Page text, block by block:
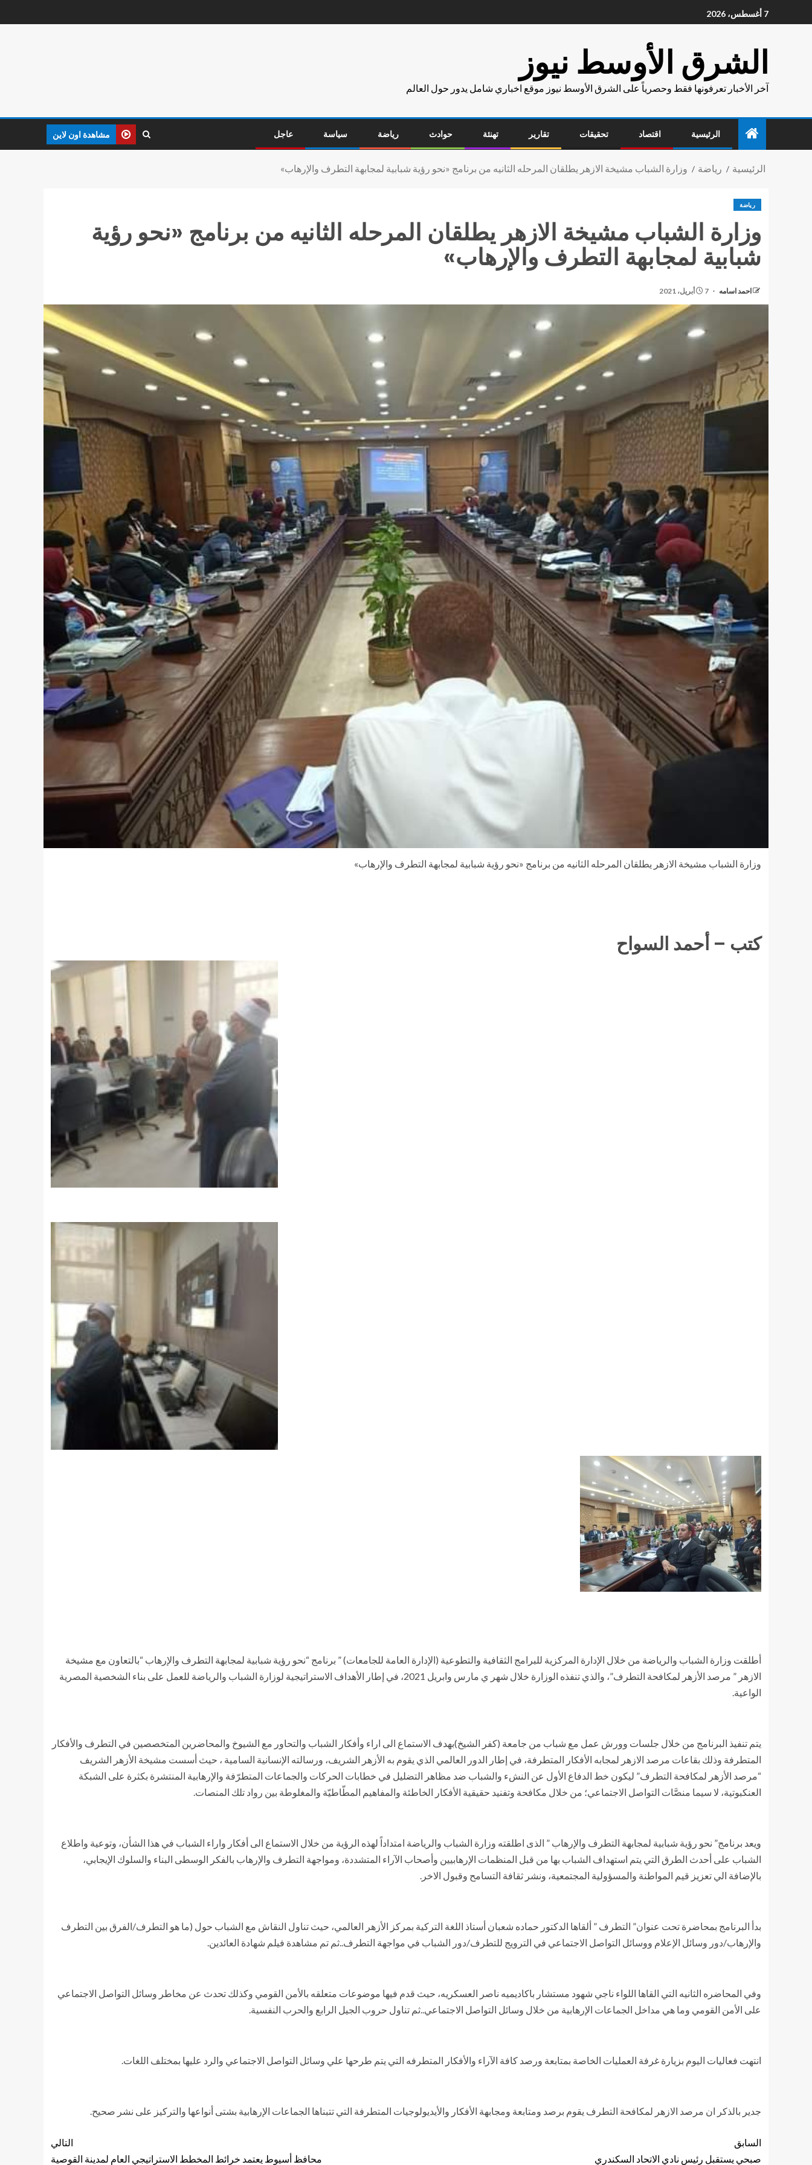
7 أغسطس، 2026
الشرق الأوسط نيوز
آخر الأخبار تعرفونها فقط وحصرياً على الشرق الأوسط نيوز موقع اخباري شامل يدور حول العالم
الرئيسية اقتصاد تحقيقات تقارير تهنئة حوادث رياضة سياسة عاجل مشاهدة اون لاين
الرئيسية رياضة وزارة الشباب مشيخة الازهر يطلقان المرحله الثانيه من برنامج «نحو رؤية شبابية لمجابهة التطرف والإرهاب»
رياضة
وزارة الشباب مشيخة الازهر يطلقان المرحله الثانيه من برنامج «نحو رؤية
شبابية لمجابهة التطرف والإرهاب»
احمد اسامه 7 أبريل، 2021
وزارة الشباب مشيخة الازهر يطلقان المرحله الثانيه من برنامج «نحو رؤية شبابية لمجابهة التطرف والإرهاب»
كتب – أحمد السواح
أطلقت وزارة الشباب والرياضة من خلال الإدارة المركزية للبرامج الثقافية والتطوعية (الإدارة العامة للجامعات) ” برنامج “نحو رؤية شبابية لمجابهة التطرف والإرهاب “بالتعاون مع مشيخة
الازهر ” مرصد الأزهر لمكافحة التطرف”، والذي تنفذه الوزارة خلال شهر ي مارس وابريل 2021، في إطار الأهداف الاستراتيجية لوزارة الشباب والرياضة للعمل على بناء الشخصية المصرية
الواعية.
يتم تنفيذ البرنامج من خلال جلسات وورش عمل مع شباب من جامعة (كفر الشيخ)بهدف الاستماع الى اراء وأفكار الشباب والتحاور مع الشيوخ والمحاضرين المتخصصين في التطرف والأفكار
المتطرفة وذلك بقاعات مرصد الازهر لمجابه الأفكار المتطرفة، في إطار الدور العالمي الذي يقوم به الأزهر الشريف، ورسالته الإنسانية السامية ، حيث أسست مشيخة الأزهر الشريف
“مرصد الأزهر لمكافحة التطرف” ليكون خط الدفاع الأول عن النشء والشباب ضد مظاهر التضليل في خطابات الحركات والجماعات المتطرّفة والإرهابية المنتشرة بكثرة على الشبكة
العنكبوتية، لا سيما منصَّات التواصل الاجتماعي؛ من خلال مكافحة وتفنيد حقيقية الأفكار الخاطئة والمفاهيم المطّاطيّة والمغلوطة بين رواد تلك المنصات.
ويعد برنامج” نحو رؤية شبابية لمجابهة التطرف والإرهاب ” الذى اطلقته وزارة الشباب والرياضة امتداداً لهذه الرؤية من خلال الاستماع الى أفكار واراء الشباب في هذا الشأن، وتوعية واطلاع
الشباب على أحدث الطرق التي يتم استهداف الشباب بها من قبل المنظمات الإرهابيين وأصحاب الآراء المتشددة، ومواجهة التطرف والإرهاب بالفكر الوسطى البناء والسلوك الإيجابي،
بالإضافة الي تعزيز قيم المواطنة والمسؤولية المجتمعية، ونشر ثقافة التسامح وقبول الاخر.
بدأ البرنامج بمحاضرة تحت عنوان” التطرف ” ألقاها الدكتور حماده شعبان أستاذ اللغة التركية بمركز الأزهر العالمي، حيث تناول النقاش مع الشباب حول (ما هو التطرف/الفرق بين التطرف
والإرهاب/دور وسائل الإعلام ووسائل التواصل الاجتماعي في الترويج للتطرف/دور الشباب في مواجهة التطرف..ثم تم مشاهدة فيلم شهادة العائدين.
وفي المحاضره الثانيه التي القاها اللواء ناجي شهود مستشار باكاديميه ناصر العسكريه، حيث قدم فيها موضوعات متعلقه بالأمن القومي وكذلك تحدث عن مخاطر وسائل التواصل الاجتماعي
على الأمن القومي وما هي مداخل الجماعات الإرهابية من خلال وسائل التواصل الاجتماعي..ثم تناول حروب الجيل الرابع والحرب النفسية.
انتهت فعاليات اليوم بزيارة غرفة العمليات الخاصة بمتابعة ورصد كافة الآراء والأفكار المتطرفه التي يتم طرحها علي وسائل التواصل الاجتماعي والرد عليها بمختلف اللغات.
جدير بالذكر ان مرصد الازهر لمكافحة التطرف يقوم برصد ومتابعة ومجابهة الأفكار والأيديولوجيات المتطرفة التي تتبناها الجماعات الإرهابية بشتى أنواعها والتركيز على نشر صحيح.
السابق
صبحي يستقبل رئيس نادي الاتحاد السكندري
التالي
محافظ أسيوط يعتمد خرائط المخطط الاستراتيجي العام لمدينة القوصية